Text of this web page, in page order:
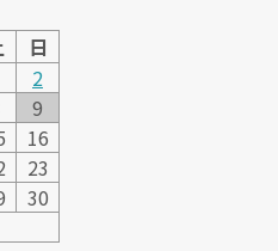
日
2
9
16
23
30